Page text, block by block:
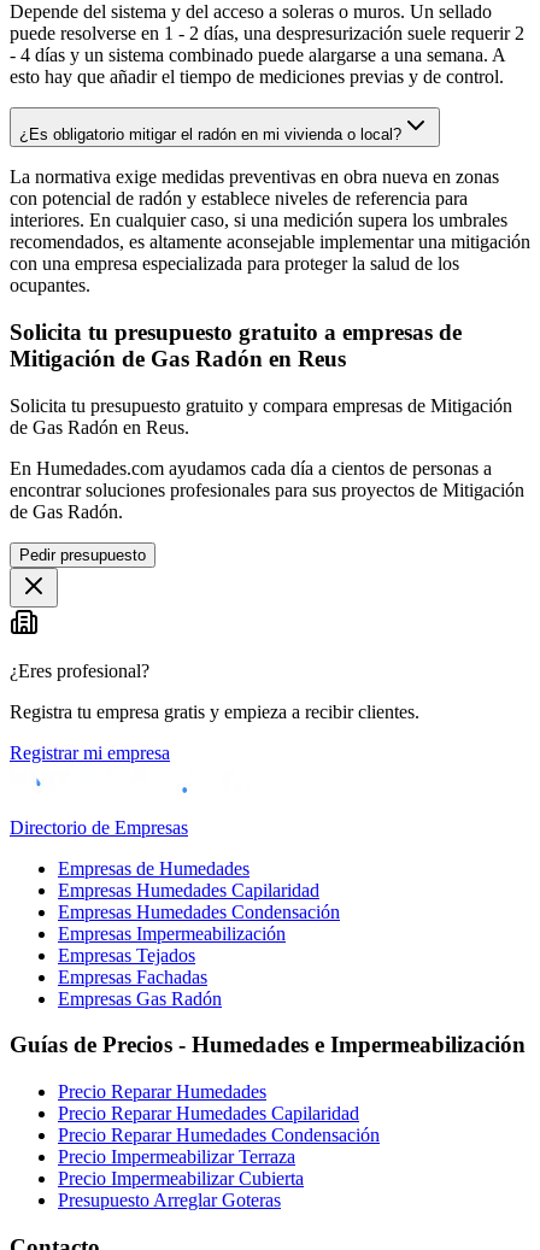
Depende del sistema y del acceso a soleras o muros. Un sellado
puede resolverse en 1 - 2 días, una despresurización suele requerir 2
- 4 días y un sistema combinado puede alargarse a una semana. A
esto hay que añadir el tiempo de mediciones previas y de control.
¿Es obligatorio mitigar el radón en mi vivienda o local?
La normativa exige medidas preventivas en obra nueva en zonas
con potencial de radón y establece niveles de referencia para
interiores. En cualquier caso, si una medición supera los umbrales
recomendados, es altamente aconsejable implementar una mitigación
con una empresa especializada para proteger la salud de los
ocupantes.
Solicita tu presupuesto gratuito a empresas de
Mitigación de Gas Radón en Reus
Solicita tu presupuesto gratuito y compara empresas de Mitigación
de Gas Radón en Reus.
En Humedades.com ayudamos cada día a cientos de personas a
encontrar soluciones profesionales para sus proyectos de Mitigación
de Gas Radón.
Pedir presupuesto
¿Eres profesional?
Registra tu empresa gratis y empieza a recibir clientes.
Registrar mi empresa
Directorio de Empresas
Empresas de Humedades
Empresas Humedades Capilaridad
Empresas Humedades Condensación
Empresas Impermeabilización
Empresas Tejados
Empresas Fachadas
Empresas Gas Radón
Guías de Precios - Humedades e Impermeabilización
Precio Reparar Humedades
Precio Reparar Humedades Capilaridad
Precio Reparar Humedades Condensación
Precio Impermeabilizar Terraza
Precio Impermeabilizar Cubierta
Presupuesto Arreglar Goteras